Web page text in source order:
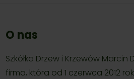
O nas
Szkółka Drzew i Krzewów
firma, która od 1 czerwca 2012